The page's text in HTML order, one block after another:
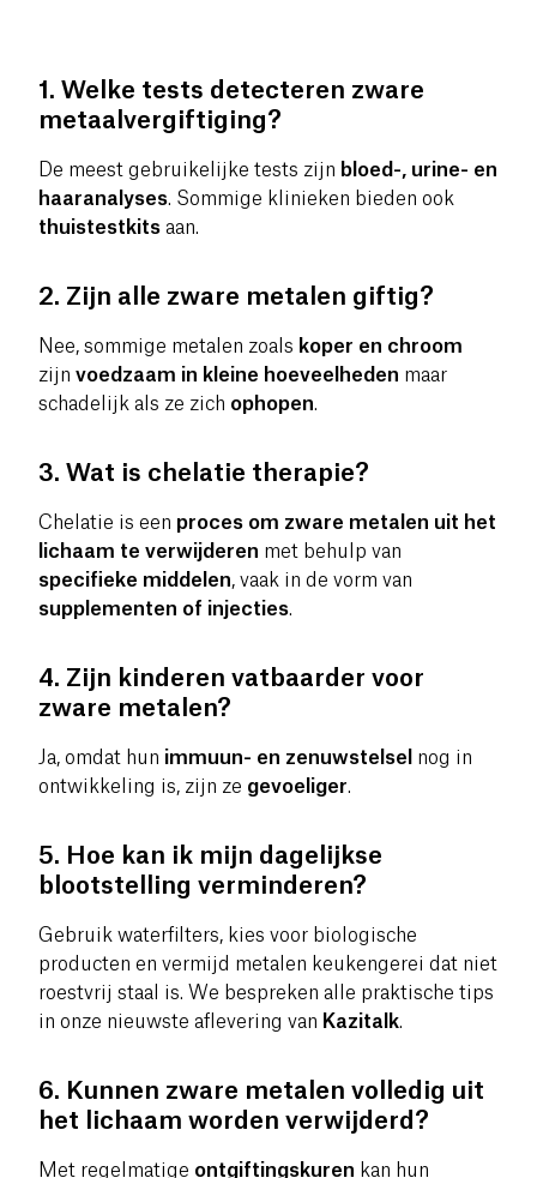
1. Welke tests detecteren zware
metaalvergiftiging?
De meest gebruikelijke tests zijn bloed-, urine- en
haaranalyses. Sommige klinieken bieden ook
thuistestkits aan.
2. Zijn alle zware metalen giftig?
Nee, sommige metalen zoals koper en chroom
zijn voedzaam in kleine hoeveelheden maar
schadelijk als ze zich ophopen.
3. Wat is chelatie therapie?
Chelatie is een proces om zware metalen uit het
lichaam te verwijderen met behulp van
specifieke middelen, vaak in de vorm van
supplementen of injecties.
4. Zijn kinderen vatbaarder voor
zware metalen?
Ja, omdat hun immuun- en zenuwstelsel
nog in
ontwikkeling is, zijn ze gevoeliger.
5. Hoe kan ik mijn dagelijkse
blootstelling verminderen?
Gebruik waterfilters, kies voor biologische
producten en vermijd metalen keukengerei dat niet
roestvrij staal is. We bespreken alle praktische tips
in onze nieuwste aflevering van Kazitalk.
6. Kunnen zware metalen volledig uit
het lichaam worden verwijderd?
Met regelmatige ontgiftingskuren kan hun